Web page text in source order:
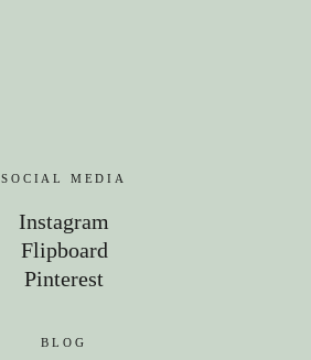
SOCIAL MEDIA
Instagram
Flipboard
Pinterest
BLOG